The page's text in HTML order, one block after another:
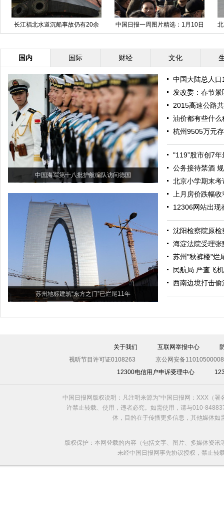
长江福北水道沉船事故仍有20余
人失踪
中国日报一周图片精选：1月10日
—16日
国内 国际 财经 文化
中国海军第十八批护航编队访问德国
苏州地标建筑“东方之门”已烂尾11年
中国大陆总人
发改委：春节
2015高速公路
油价都有些什
杭州9505万元
"119”股市创7
公务接待禁酒
北京小学期末
上月房价跌幅
12306网站出现
沈阳检察院原
海淀法院受理
苏州"秋裤楼"烂
民航局:严查飞
西南边境打击
关于我们 互联网举报中心
视听节目许可证0108263
京公网安备
12300电信用户申诉受理中心
中国日报网版权说明：凡注明来源为“中国日报网：XXX（
许禁止转载、使用，违者必究。如需使用，请与010-
体，目的在于传播更多信息，其他媒体
版权保护：本网登载的内容（包括文字、图片、多媒体资
未经中国日报网事先协议授权，禁止转